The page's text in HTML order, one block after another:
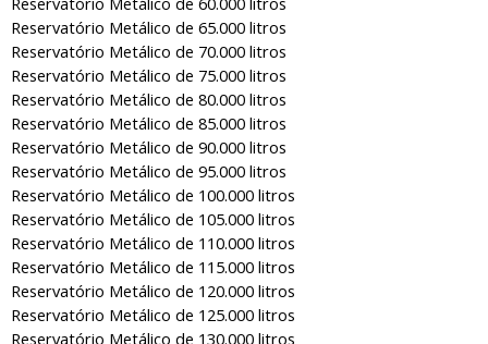
Reservatório Metálico de 65.000 litros
Reservatório Metálico de 70.000 litros
Reservatório Metálico de 75.000 litros
Reservatório Metálico de 80.000 litros
Reservatório Metálico de 85.000 litros
Reservatório Metálico de 90.000 litros
Reservatório Metálico de 95.000 litros
Reservatório Metálico de 100.000 litros
Reservatório Metálico de 105.000 litros
Reservatório Metálico de 110.000 litros
Reservatório Metálico de 115.000 litros
Reservatório Metálico de 120.000 litros
Reservatório Metálico de 125.000 litros
Reservatório Metálico de 130.000 litros